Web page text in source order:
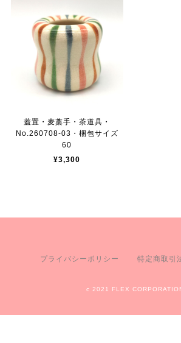
蓋置・麦藁手・茶道具・
No.260708-03・梱包サイズ
60
¥3,300
プライバシーポリシー 特定商取引
c 2021 FLEX